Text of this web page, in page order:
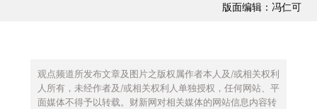
版面编辑：冯仁可
观点频道所发布文章及图片之版权属作者本人及/或相关权利
人所有，未经作者及/或相关权利人单独授权，任何网站、平
面媒体不得予以转载。财新网对相关媒体的网站信息内容转